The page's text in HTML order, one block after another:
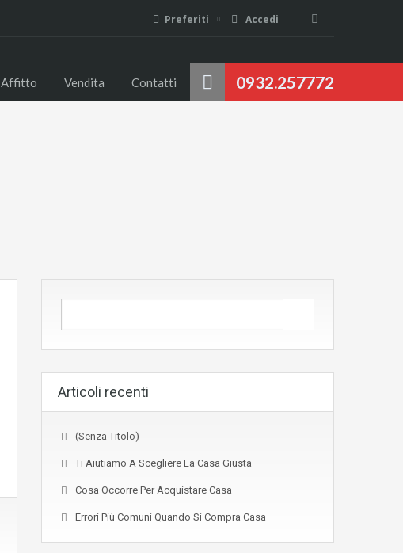
Preferiti Accedi
0932.257772
Affitto Vendita Contatti
Articoli recenti
(senza Titolo)
Ti Aiutiamo A Scegliere La Casa Giusta
Cosa Occorre Per Acquistare Casa
Errori Più Comuni Quando Si Compra Casa